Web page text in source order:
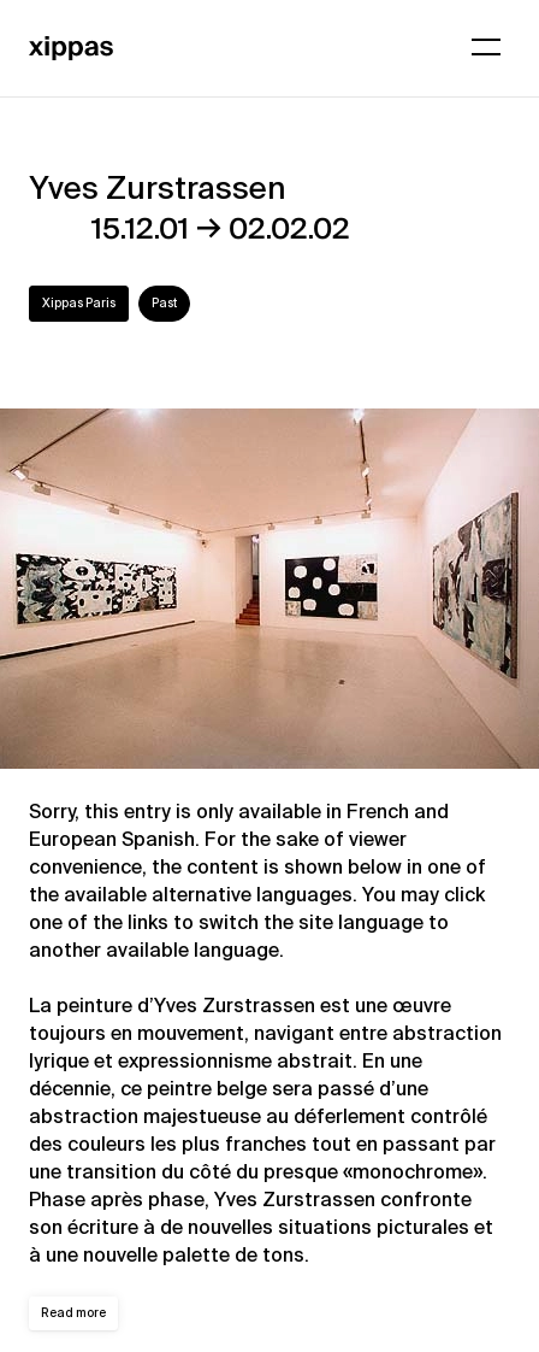
Yves
Zurstrassen
Yves Zurstrassen
15.12.01 → 02.02.02
Xippas Paris Past
Sorry, this entry is only available in French and
European Spanish. For the sake of viewer
convenience, the content is shown below in one of
the available alternative languages. You may click
one of the links to switch the site language to
another available language.
La peinture d’Yves Zurstrassen est une œuvre
toujours en mouvement, navigant entre abstraction
lyrique et expressionnisme abstrait. En une
décennie, ce peintre belge sera passé d’une
abstraction majestueuse au déferlement contrôlé
des couleurs les plus franches tout en passant par
une transition du côté du presque «monochrome».
Phase après phase, Yves Zurstrassen confronte
son écriture à de nouvelles situations picturales et
à une nouvelle palette de tons.
Read more